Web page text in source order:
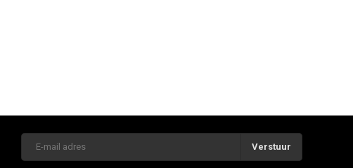
Verstuur